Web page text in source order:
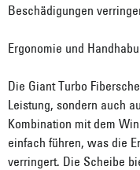
Beschädigungen
Ergonomie und
Die Giant Turbo
Leistung, sondern auch
Kombination mit dem
einfach führen, was die
verringert. Die Scheibe